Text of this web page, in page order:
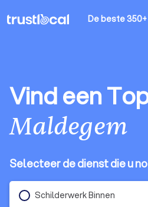
De beste
Vind een
Maldegem
Selecteer de dienst die u
Schilderwerk Binnen